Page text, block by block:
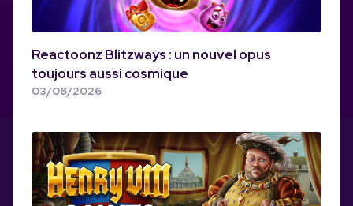
Reactoonz Blitzways : un nouvel opus
toujours aussi cosmique
03/08/2026